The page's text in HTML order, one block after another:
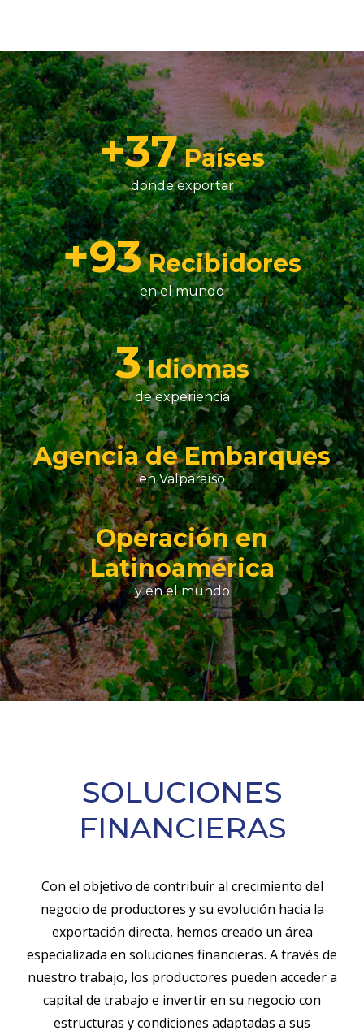
+40Países
donde exportar
+100Recibidores
en el mundo
4Idiomas
de experiencia
Agencia de Embarques
en Valparaíso
Operación en
Latinoamérica
y en el mundo
SOLUCIONES
FINANCIERAS
Con el objetivo de contribuir al crecimiento del
negocio de productores y su evolución hacia la
exportación directa, hemos creado un área
especializada en soluciones financieras. A través de
nuestro trabajo, los productores pueden acceder a
capital de trabajo e invertir en su negocio con
estructuras y condiciones adaptadas a sus